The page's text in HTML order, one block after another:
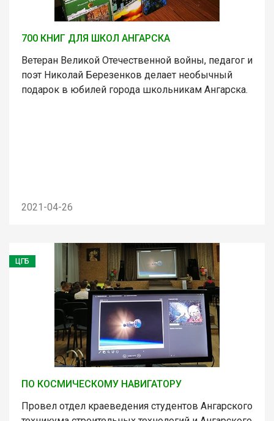
700 КНИГ ДЛЯ ШКОЛ АНГАРСКА
Ветеран Великой Отечественной войны, педагог и
поэт Николай Березенков делает необычный
подарок в юбилей города школьникам Ангарска.
2021-04-26
ЦГБ
ПО КОСМИЧЕСКОМУ НАВИГАТОРУ
Провел отдел краеведения студентов Ангарского